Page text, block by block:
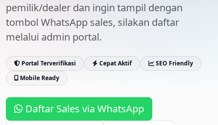
pemilik/dealer dan ingin tampil dengan
tombol WhatsApp sales, silakan daftar
melalui admin portal.
Portal Terverifikasi Cepat Aktif
SEO Friendly
Mobile Ready
Daftar Sales via WhatsApp